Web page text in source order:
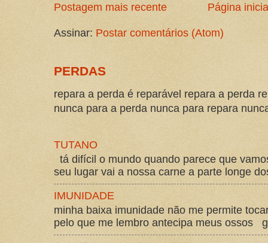
Postagem mais recente Página
Assinar: Postar comentários (Atom)
PERDAS
repara a perda é reparável repara a perda
nunca para a perda nunca para repara
TUTANO
tá difícil o mundo quando parece que
seu lugar vai a nossa carne a parte longe
IMUNIDADE
minha baixa imunidade não me permite
pelo que me lembro antecipa meus ossos